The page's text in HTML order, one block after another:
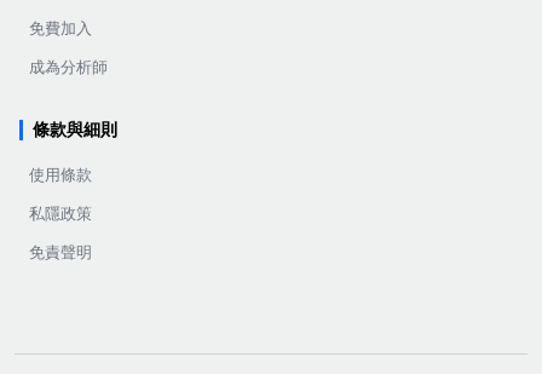
免費加入
成為分析師
條款與細則
使用條款
私隱政策
免責聲明